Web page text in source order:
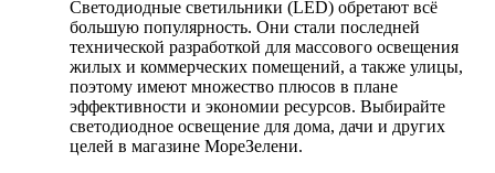
Светодиодные светильники (LED) обретают всё
большую популярность. Они стали последней
технической разработкой для массового освещения
жилых и коммерческих помещений, а также улицы,
поэтому имеют множество плюсов в плане
эффективности и экономии ресурсов. Выбирайте
светодиодное освещение для дома, дачи и других
целей в магазине МореЗелени.